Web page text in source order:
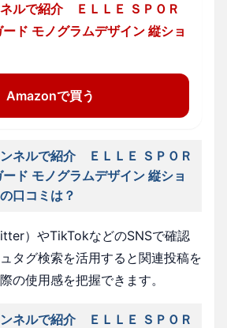
ルで紹介 ＥＬＬＥ ＳＰＯＲ
ド モノグラムデザイン 縦ショ
Amazonで買う
ンネルで紹介 ＥＬＬＥ ＳＰＯＲ
ド モノグラムデザイン 縦ショ
口コミは？
）やTikTokなどのSNSで確認
タグ検索を活用すると関連投稿を
の使用感を把握できます。
ンネルで紹介 ＥＬＬＥ ＳＰＯＲ